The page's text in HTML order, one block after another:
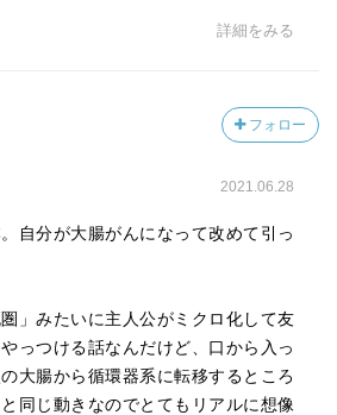
詳細をみる
フォロー
2021.06.28
自分が大腸がんになって改めて引っ
」みたいに主人公がミクロ化して友
っつける話なんだけど、口から入っ
大腸から循環器系に転移するところ
同じ動きなのでとてもリアルに想像